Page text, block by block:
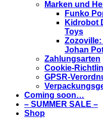
Marken und
Funko
Kidrobot
Toys
Zozoville:
Johan
Zahlungsarten
Cookie-
GPSR-
Coming soon…
– SUMMER SALE –
Shop